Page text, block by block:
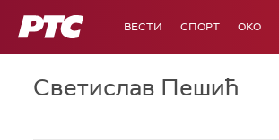
РТС ВЕСТИ СПОРТ OKO
Светислав Пешић